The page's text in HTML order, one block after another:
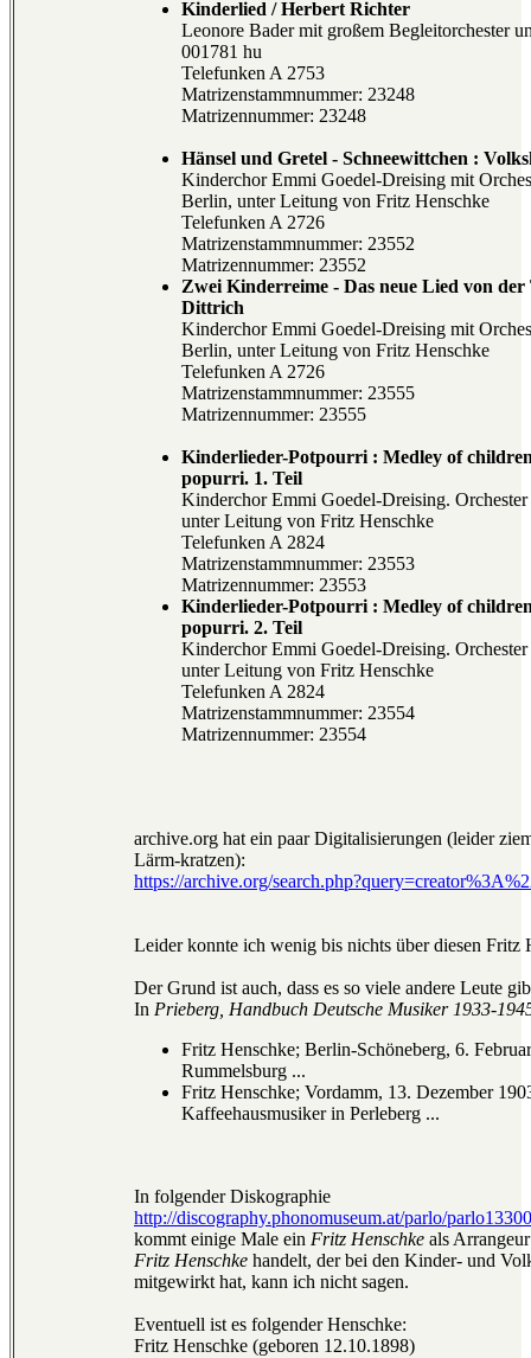
Kinderlied / Herbert Richter
Leonore Bader mit großem Begleitorchester
001781 hu
Telefunken A 2753
Matrizenstammnummer: 23248
Matrizennummer: 23248
Hänsel und Gretel - Schneewittchen :
Kinderchor Emmi Goedel-Dreising mit
Berlin, unter Leitung von Fritz Henschke
Telefunken A 2726
Matrizenstammnummer: 23552
Matrizennummer: 23552
Zwei Kinderreime - Das neue Lied von
Dittrich
Kinderchor Emmi Goedel-Dreising mit
Berlin, unter Leitung von Fritz Henschke
Telefunken A 2726
Matrizenstammnummer: 23555
Matrizennummer: 23555
Kinderlieder-Potpourri : Medley of
popurri. 1. Teil
Kinderchor Emmi Goedel-Dreising.
unter Leitung von Fritz Henschke
Telefunken A 2824
Matrizenstammnummer: 23553
Matrizennummer: 23553
Kinderlieder-Potpourri : Medley of
popurri. 2. Teil
Kinderchor Emmi Goedel-Dreising.
unter Leitung von Fritz Henschke
Telefunken A 2824
Matrizenstammnummer: 23554
Matrizennummer: 23554
archive.org hat ein paar Digitalisierungen (leider
Lärm-kratzen):
https://archive.org/
Leider konnte ich wenig bis nichts über diesen Fritz
Der Grund ist auch, dass es so viele andere Leute
In Prieberg, Handbuch Deutsche Musiker 1933-
Fritz Henschke; Berlin-Schöneberg, 6.
Rummelsburg ...
Fritz Henschke; Vordamm, 13. Dezember
Kaffeehausmusiker in Perleberg ...
In folgender Diskographie
http://discography.phonomuseum.at/parlo/
kommt einige Male ein Fritz Henschke als
Fritz Henschke handelt, der bei den Kinder- und
mitgewirkt hat, kann ich nicht sagen.
Eventuell ist es folgender Henschke:
Fritz Henschke (geboren 12.10.1898)